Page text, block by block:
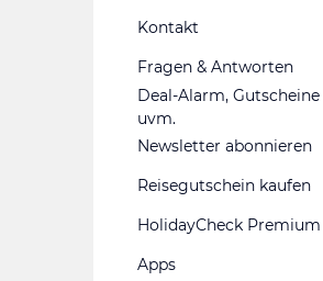
Kontakt
Fragen & Antworten
Deal-Alarm, Gutscheine
uvm.
Newsletter abonnieren
Reisegutschein kaufen
HolidayCheck Premium
Apps